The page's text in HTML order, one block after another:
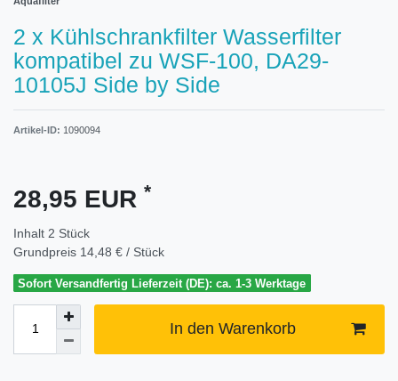
2 x Kühlschrankfilter Wasserfilter
kompatibel zu WSF-100, DA29-
10105J Side by Side
Artikel-ID: 1090094
28,95 EUR *
Inhalt 2 Stück
Grundpreis 14,48 € / Stück
Sofort Versandfertig Lieferzeit (DE): ca. 1-3 Werktage
In den Warenkorb